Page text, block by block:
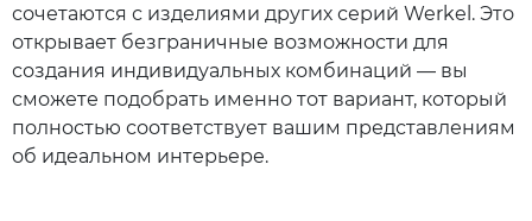
сочетаются с изделиями других серий Werkel. Это
открывает безграничные возможности для
создания индивидуальных комбинаций — вы
сможете подобрать именно тот вариант, который
полностью соответствует вашим представлениям
об идеальном интерьере.